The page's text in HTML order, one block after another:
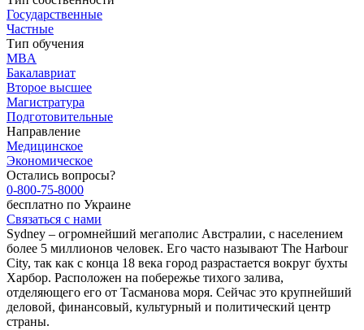
Государственные
Частные
Тип обучения
MBA
Бакалавриат
Второе высшее
Магистратура
Подготовительные
Направление
Медицинское
Экономическое
Остались вопросы?
0-800-75-8000
бесплатно по Украине
Связаться с нами
Sydney – огромнейший мегаполис Австралии, с населением
более 5 миллионов человек. Его часто называют The Harbour
City, так как с конца 18 века город разрастается вокруг бухты
Харбор. Расположен на побережье тихого залива,
отделяющего его от Тасманова моря. Сейчас это крупнейший
деловой, финансовый, культурный и политический центр
страны.